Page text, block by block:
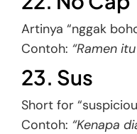
Artinya “nggak
Contoh: “Ramen
23. Sus
Short for
Contoh: “Kenapa